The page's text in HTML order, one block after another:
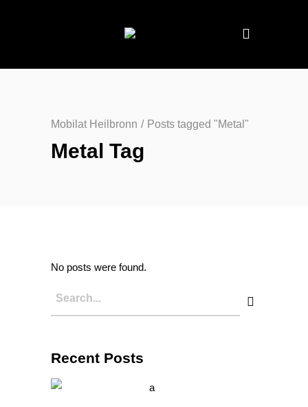
Mobilat Heilbronn / Posts tagged "Metal"
Metal Tag
No posts were found.
Recent Posts